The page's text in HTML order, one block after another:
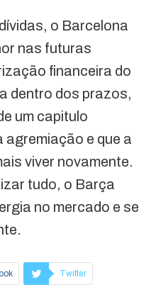
o Barcelona
nas futuras
financeira do
dentro dos prazos,
um capitulo
agremiação e que a
viver novamente.
tudo, o Barça
no mercado e se
Twitter